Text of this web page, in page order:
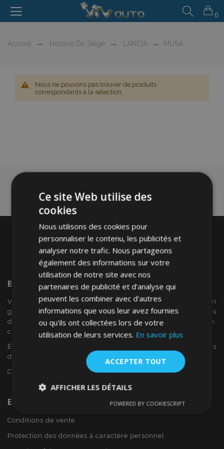
0
Accueil Housse De Siège LANCIA MUSA
Nous ne pouvons pas trouver de produits
correspondants à la sélection.
Bienvenue SurVTVAuto
VTV voiture est un détaillant européen et fournisseur en
gros d'accessoires automobiles tels que:. les enjoliveurs, les
déflecteurs de vent, housses de siège, tapis de voiture,
couvertures de chrome et cadres ...
Êtes-vous intéressé par dropshipping ou voulez-vous
devenir notre partenaire?
Contactez-nous dès aujourd'hui!
En Savoir Plus Sur VTVAuto
Conditions de vente
Protection des données à caractère personnel
Ce site Web utilise des
cookies
Nous utilisons des cookies pour
personnaliser le contenu, les publicités et
analyser notre trafic. Nous partageons
également des informations sur votre
utilisation de notre site avec nos
partenaires de publicité et d'analyse qui
peuvent les combiner avec d'autres
informations que vous leur avez fournies
ou qu'ils ont collectées lors de votre
utilisation de leurs services. En savoir plus
ACCEPTER TOUT
AFFICHER LES DÉTAILS
nécessaires
Performance Ciblage
POWERED BY COOKIESCRIPT